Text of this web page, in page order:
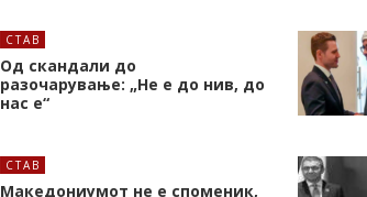
СТАВ
Од скандали до
разочарување: „Не е до нив, до
нас е“
СТАВ
Македониумот не е споменик,